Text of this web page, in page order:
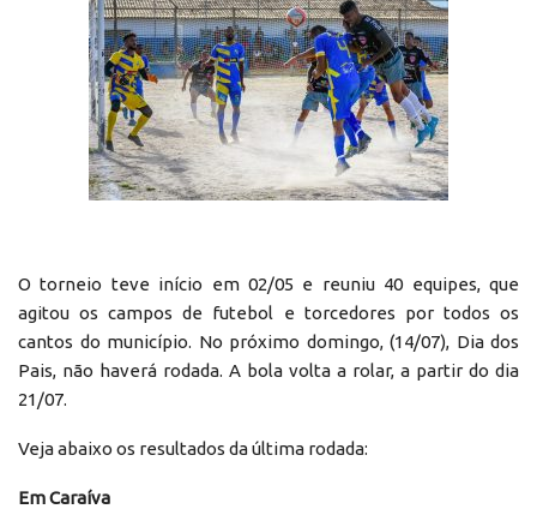
O torneio teve início em 02/05 e reuniu 40 equipes, que
agitou os campos de futebol e torcedores por todos os
cantos do município. No próximo domingo, (14/07), Dia dos
Pais, não haverá rodada. A bola volta a rolar, a partir do dia
21/07.
Veja abaixo os resultados da última rodada:
EmCaraíva